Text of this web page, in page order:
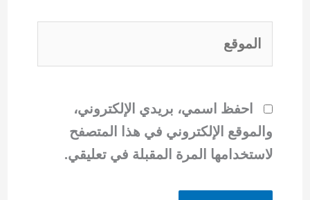
احفظ اسمي، بريدي الإلكتروني،
والموقع الإلكتروني في هذا المتصفح
لاستخدامها المرة المقبلة في تعليقي.